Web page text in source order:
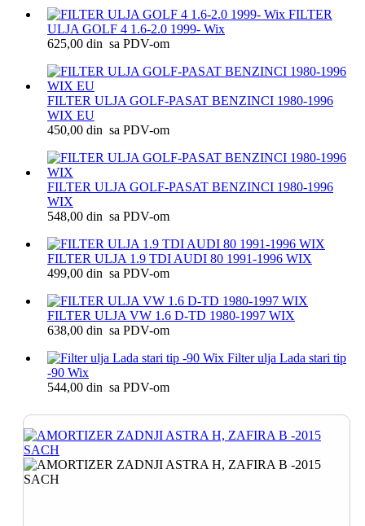
FILTER
ULJA GOLF 4 1.6-2.0 1999- Wix
625,00 din sa PDV-om
FILTER ULJA GOLF-PASAT BENZINCI 1980-1996
WIX EU
450,00 din sa PDV-om
FILTER ULJA GOLF-PASAT BENZINCI 1980-1996
WIX
548,00 din sa PDV-om
FILTER ULJA 1.9 TDI AUDI 80 1991-1996 WIX
499,00 din sa PDV-om
FILTER ULJA VW 1.6 D-TD 1980-1997 WIX
638,00 din sa PDV-om
Filter ulja Lada stari tip
-90 Wix
544,00 din sa PDV-om